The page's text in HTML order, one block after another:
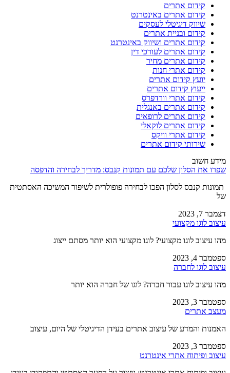
קידום אתרים
קידום אתרים באינטרנט
שיווק דיגיטלי לעסקים
קידום ובניית אתרים
קידום אתרים ושיווק באינטרנט
קידום אתרים לעורכי דין
קידום אתרים מחיר
קידום אתרי חנות
יועץ קידום אתרים
ייעוץ קידום אתרים
קידום אתרי וורדפרס
קידום אתרים באנגלית
קידום אתרים לרופאים
קידום אתרים לוקאלי
קידום אתרי וויקס
שירותי קידום אתרים
מידע חשוב
שפרו את הסלון שלכם עם תמונות קנבס: מדריך לבחירה והדפסה
תמונות קנבס לסלון הפכו לבחירה פופולרית לשיפור המשיכה האסתטית
של
דצמבר 7, 2023
עיצוב לוגו מקצועי
מהו עיצוב לוגו מקצועי? לוגו מקצועי הוא יותר מסתם ייצוג
ספטמבר 4, 2023
עיצוב לוגו לחברה
מהו עיצוב לוגו עבור חברה? לוגו של חברה הוא יותר
ספטמבר 3, 2023
מעצב אתרים
האמנות והמדע של עיצוב אתרים בעידן הדיגיטלי של היום, עיצוב
ספטמבר 3, 2023
עיצוב ופיתוח אתרי אינטרנט